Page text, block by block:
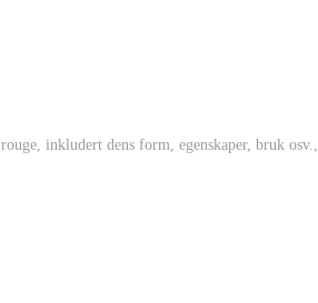
inkludert dens form, egenskaper, bruk osv.,